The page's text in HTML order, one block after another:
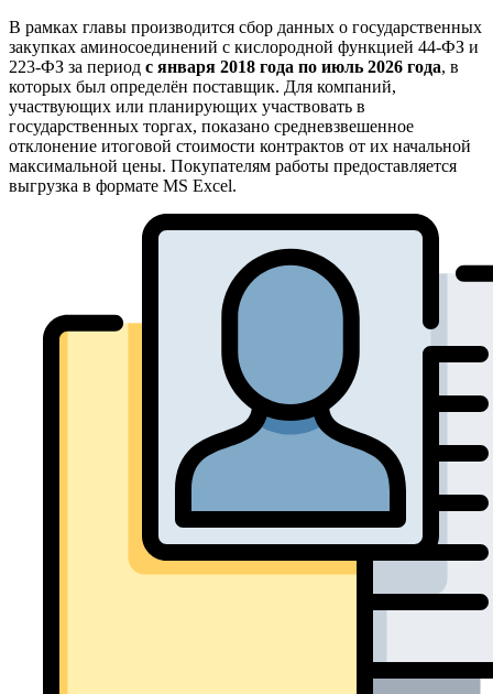
В рамках главы производится сбор данных о государственных
закупках аминосоединений с кислородной функцией 44-ФЗ и
223-ФЗ за период с января 2018 года по июль 2026 года, в
которых был определён поставщик. Для компаний,
участвующих или планирующих участвовать в
государственных торгах, показано средневзвешенное
отклонение итоговой стоимости контрактов от их начальной
максимальной цены. Покупателям работы предоставляется
выгрузка в формате MS Excel.